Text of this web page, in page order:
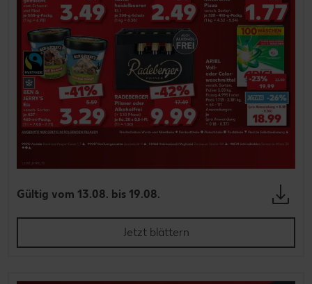
Gültig vom 13.08. bis 19.08.
Jetzt blättern